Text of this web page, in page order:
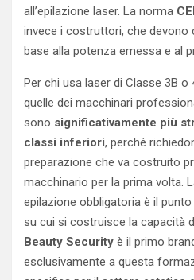
all’epilazione laser. La norma
invece i costruttori, che devono
base alla potenza emessa e al
Per chi usa laser di Classe 3B
quelle dei macchinari
sono significativamente più
classi inferiori, perché
preparazione che va costruito
macchinario per la prima volta.
epilazione obbligatoria è il
su cui si costruisce la capacità
Beauty Security è il primo
esclusivamente a questa